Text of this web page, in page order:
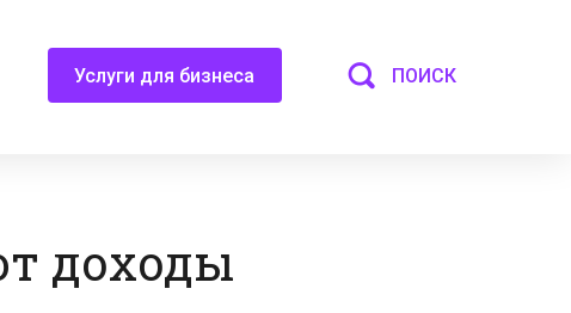
Услуги для бизнеса ПОИСК
доходы